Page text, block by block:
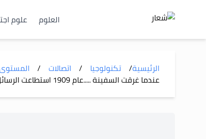
العلوم علوم
الرئيسية/ تكنولوجيا / اتصالات /
عندما غرقت السفينة .....عام 1909 استطاعت الرسائل اللاسلكية أن تنقذ عدداً من ركابها فقد أستخدمت في طلب النجدة من السفن المجاورة